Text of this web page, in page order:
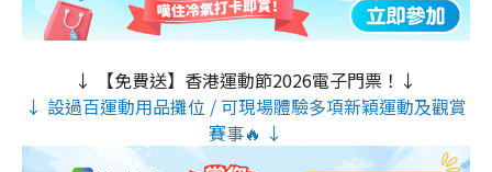
↓ 【免費送】香港運動節2026電子門票！↓
↓ 設過百運動用品攤位 / 可現場體驗多項新穎運動及觀賞
賽事🔥 ↓